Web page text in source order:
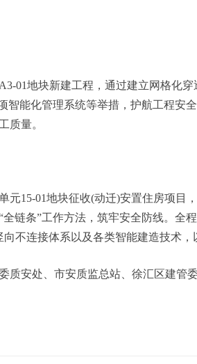
地块新建工程，通过建立网格化穿
能化管理系统等举措，护航工程安
质量。
01地块征收(动迁)安置住房项目
链条”工作方法，筑牢安全防线。全
不连接体系以及各类智能建造技术，
安处、市安质监总站、徐汇区建管